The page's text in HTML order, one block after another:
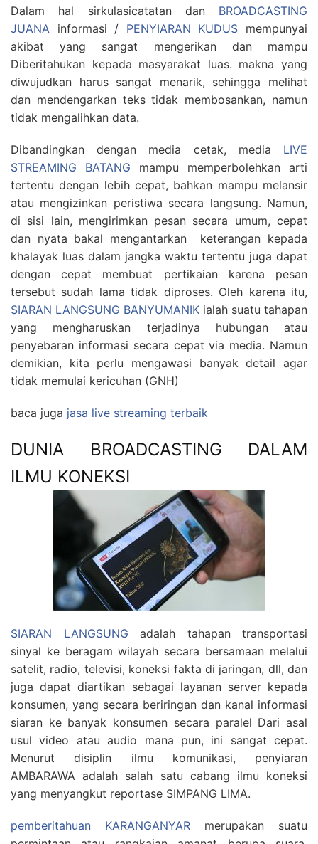
Dalam hal sirkulasicatatan dan BROADCASTING
JUANA informasi / PENYIARAN KUDUS mempunyai
akibat yang sangat mengerikan dan mampu
Diberitahukan kepada masyarakat luas. makna yang
diwujudkan harus sangat menarik, sehingga melihat
dan mendengarkan teks tidak membosankan, namun
tidak mengalihkan data.
Dibandingkan dengan media cetak, media LIVE
STREAMING BATANG mampu memperbolehkan arti
tertentu dengan lebih cepat, bahkan mampu melansir
atau mengizinkan peristiwa secara langsung. Namun,
di sisi lain, mengirimkan pesan secara umum, cepat
dan nyata bakal mengantarkan keterangan kepada
khalayak luas dalam jangka waktu tertentu juga dapat
dengan cepat membuat pertikaian karena pesan
tersebut sudah lama tidak diproses. Oleh karena itu,
SIARAN LANGSUNG BANYUMANIK ialah suatu tahapan
yang mengharuskan terjadinya hubungan atau
penyebaran informasi secara cepat via media. Namun
demikian, kita perlu mengawasi banyak detail agar
tidak memulai kericuhan (GNH)
baca juga jasa live streaming terbaik
DUNIA BROADCASTING DALAM
ILMU KONEKSI
SIARAN LANGSUNG adalah tahapan transportasi
sinyal ke beragam wilayah secara bersamaan melalui
satelit, radio, televisi, koneksi fakta di jaringan, dll, dan
juga dapat diartikan sebagai layanan server kepada
konsumen, yang secara beriringan dan kanal informasi
siaran ke banyak konsumen secara paralel Dari asal
usul video atau audio mana pun, ini sangat cepat.
Menurut disiplin ilmu komunikasi, penyiaran
AMBARAWA adalah salah satu cabang ilmu koneksi
yang menyangkut reportase SIMPANG LIMA.
pemberitahuan KARANGANYAR merupakan suatu